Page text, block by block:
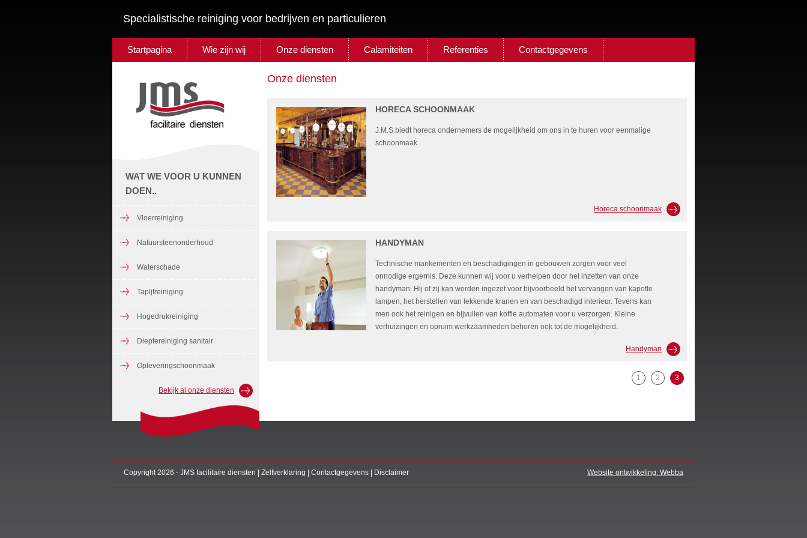
Specialistische reiniging voor bedrijven en particulieren
Startpagina Wie zijn wij Onze diensten Calamiteiten Referenties Contactgegevens
WAT WE VOOR U KUNNEN
DOEN..
Vloerreiniging
Natuursteenonderhoud
Waterschade
Tapijtreiniging
Hogedrukreiniging
Dieptereiniging sanitair
Opleveringschoonmaak
Bekijk al onze diensten
Onze diensten
HORECA SCHOONMAAK
J.M.S biedt horeca ondernemers de mogelijkheid om ons in te huren voor eenmalige
schoonmaak.
Horeca schoonmaak
HANDYMAN
Technische mankementen en beschadigingen in gebouwen zorgen voor veel
onnodige ergernis. Deze kunnen wij voor u verhelpen door het inzetten van onze
handyman. Hij of zij kan worden ingezet voor bijvoorbeeld het vervangen van kapotte
lampen, het herstellen van lekkende kranen en van beschadigd interieur. Tevens kan
men ook het reinigen en bijvullen van koffie automaten voor u verzorgen. Kleine
verhuizingen en opruim werkzaamheden behoren ook tot de mogelijkheid.
Handyman
1 2 3
Copyright 2026 - JMS facilitaire diensten | Zelfverklaring Contactgegevens Disclaimer Website ontwikkeling: Webba